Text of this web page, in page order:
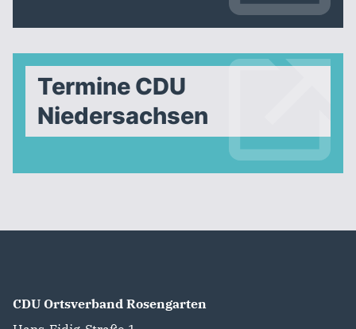
Termine CDU
Niedersachsen
CDU Ortsverband Rosengarten